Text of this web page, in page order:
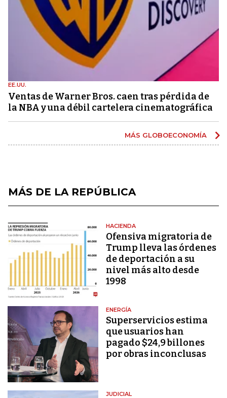
EE.UU.
Ventas de Warner Bros. caen tras pérdida de
la NBA y una débil cartelera cinematográfica
MÁS GLOBOECONOMÍA
MÁS DE LA REPÚBLICA
HACIENDA
Ofensiva migratoria de
Trump lleva las órdenes
de deportación a su
nivel más alto desde
1998
ENERGÍA
Superservicios estima
que usuarios han
pagado $24,9 billones
por obras inconclusas
JUDICIAL